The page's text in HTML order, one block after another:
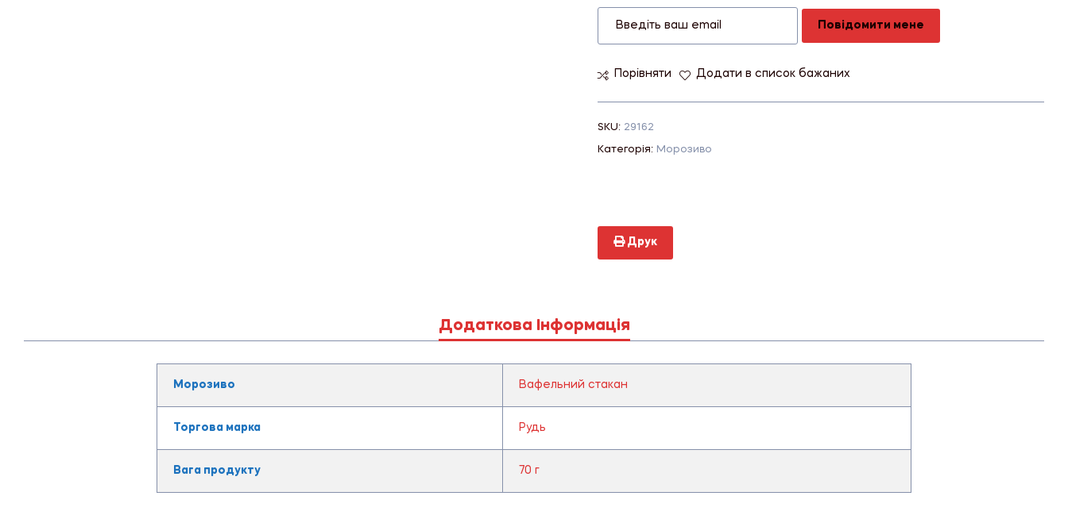
Повідомити мене
Порівняти Додати в список бажаних
SKU: 29162
Категорія: Морозиво
Друк
Додаткова Інформація
Морозиво Вафельний стакан
Торгова марка Рудь
Вага продукту 70 г